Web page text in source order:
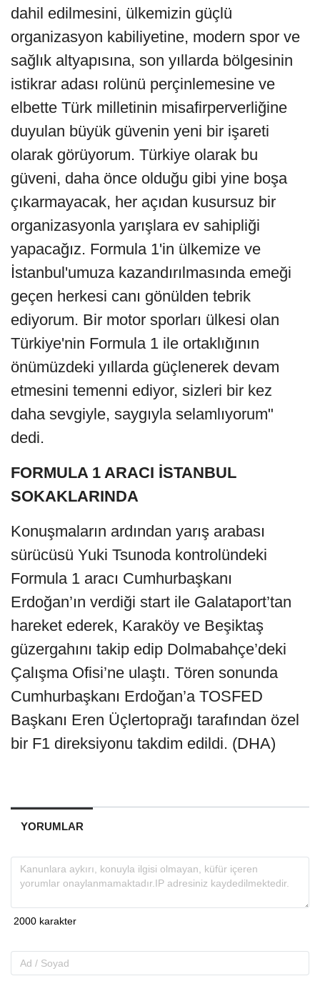
dahil edilmesini, ülkemizin güçlü
organizasyon kabiliyetine, modern spor ve
sağlık altyapısına, son yıllarda bölgesinin
istikrar adası rolünü perçinlemesine ve
elbette Türk milletinin misafirperverliğine
duyulan büyük güvenin yeni bir işareti
olarak görüyorum. Türkiye olarak bu
güveni, daha önce olduğu gibi yine boşa
çıkarmayacak, her açıdan kusursuz bir
organizasyonla yarışlara ev sahipliği
yapacağız. Formula 1'in ülkemize ve
İstanbul'umuza kazandırılmasında emeği
geçen herkesi canı gönülden tebrik
ediyorum. Bir motor sporları ülkesi olan
Türkiye'nin Formula 1 ile ortaklığının
önümüzdeki yıllarda güçlenerek devam
etmesini temenni ediyor, sizleri bir kez
daha sevgiyle, saygıyla selamlıyorum"
dedi.
FORMULA 1 ARACI İSTANBUL
SOKAKLARINDA
Konuşmaların ardından yarış arabası
sürücüsü Yuki Tsunoda kontrolündeki
Formula 1 aracı Cumhurbaşkanı
Erdoğan’ın verdiği start ile Galataport’tan
hareket ederek, Karaköy ve Beşiktaş
güzergahını takip edip Dolmabahçe’deki
Çalışma Ofisi’ne ulaştı. Tören sonunda
Cumhurbaşkanı Erdoğan’a TOSFED
Başkanı Eren Üçlertoprağı tarafından özel
bir F1 direksiyonu takdim edildi. (DHA)
YORUMLAR